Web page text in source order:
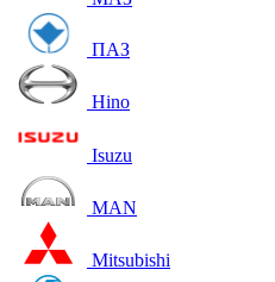
ПАЗ
Hino
Isuzu
MAN
Mitsubishi